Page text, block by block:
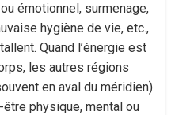
émotionnel, surmenage,
hygiène de vie, etc.,
Quand l’énergie est
les autres régions
en aval du méridien).
physique, mental ou